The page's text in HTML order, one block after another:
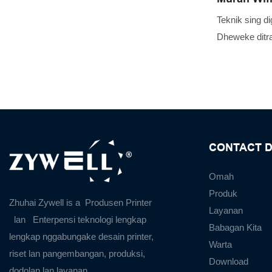
Teknik sing
Dheweke
Thermal
Zhuhai Zywell is a Produsen Printer
lan
Enterpensi teknologi lengkap
lengkap nggabungake desain printer,
riset lan pangembangan, produksi,
CONTACT
Omah
Produk
Layanan
Babagan Kita
Warta
Download